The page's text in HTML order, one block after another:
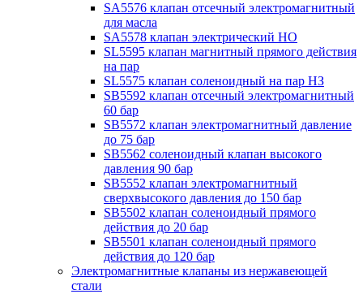
SA5576 клапан отсечный электромагнитный
для масла
SA5578 клапан электрический НО
SL5595 клапан магнитный прямого действия
на пар
SL5575 клапан соленоидный на пар НЗ
SB5592 клапан отсечный электромагнитный
60 бар
SB5572 клапан электромагнитный давление
до 75 бар
SB5562 соленоидный клапан высокого
давления 90 бар
SB5552 клапан электромагнитный
сверхвысокого давления до 150 бар
SB5502 клапан соленоидный прямого
действия до 20 бар
SB5501 клапан соленоидный прямого
действия до 120 бар
Электромагнитные клапаны из нержавеющей
стали